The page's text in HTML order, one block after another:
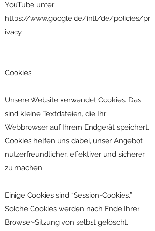
YouTube unter:
https://www.google.de/intl/de/policies/pr
ivacy.
Cookies
Unsere Website verwendet Cookies. Das
sind kleine Textdateien, die Ihr
Webbrowser auf Ihrem Endgerät speichert.
Cookies helfen uns dabei, unser Angebot
nutzerfreundlicher, effektiver und sicherer
zu machen.
Einige Cookies sind “Session-Cookies.”
Solche Cookies werden nach Ende Ihrer
Browser-Sitzung von selbst gelöscht.